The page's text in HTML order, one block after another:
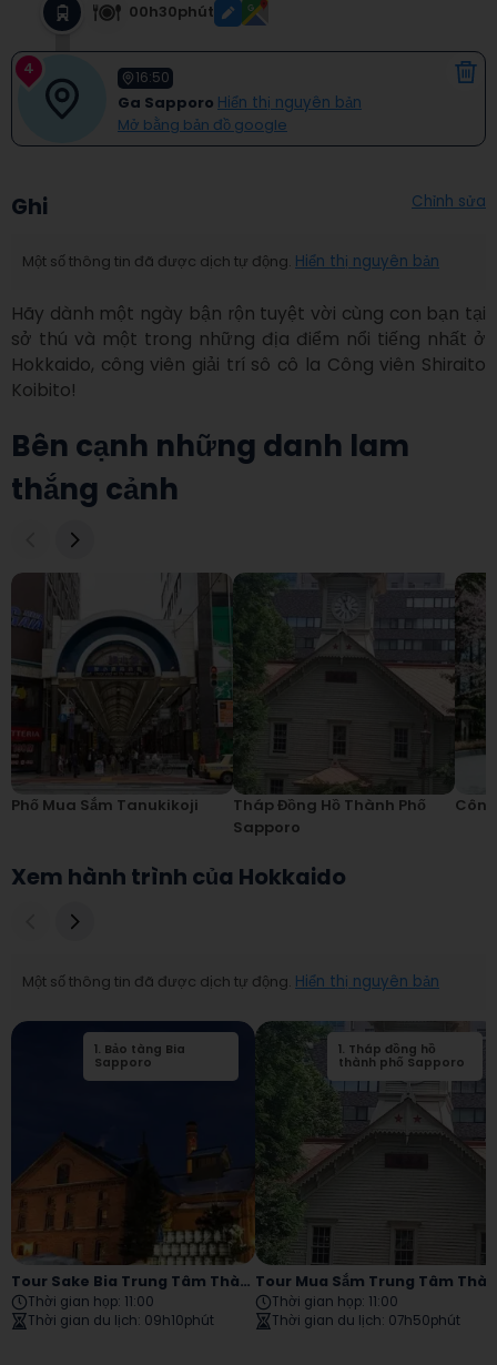
00h30phút
4 16:50
Ga Sapporo Hiển thị nguyên bản
Mở bằng bản đồ google
Ghi Chỉnh sửa
Một số thông tin đã được dịch tự động. Hiển thị nguyên bản
Hãy dành một ngày bận rộn tuyệt vời cùng con bạn tại
sở thú và một trong những địa điểm nổi tiếng nhất ở
Hokkaido, công viên giải trí sô cô la Công viên Shiraito
Koibito!
Bên cạnh những danh lam
thắng cảnh
Phố Mua Sắm Tanukikoji
Tháp Đồng Hồ Thành Phố
Sapporo
Xem hành trình của Hokkaido
Một số thông tin đã được dịch tự động. Hiển thị nguyên bản
1. Bảo tàng Bia
Sapporo
2 Tháp quan sát
Tháp JR Tháp Ba
Tour Sake Bia Trung Tâm Thành Phố Sapporo
Thời gian họp: 11:00
Thời gian du lịch: 09h10phút
1. Tháp đồng hồ
thành phố Sapporo
Thời gian họp: 11:00
Thời gian du lịch: 07h50phút